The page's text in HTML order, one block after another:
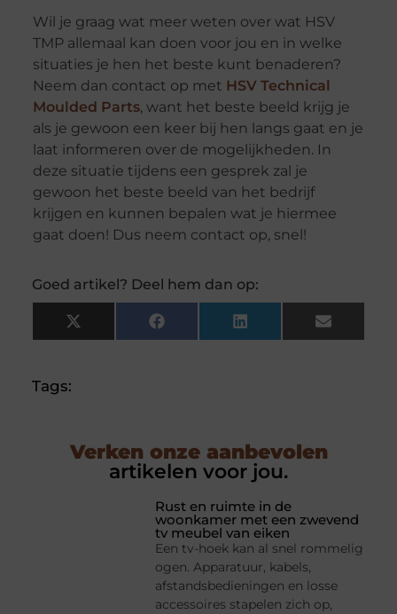
Wil je graag wat meer weten over wat HSV
TMP allemaal kan doen voor jou en in welke
situaties je hen het beste kunt benaderen?
Neem dan contact op met HSV Technical
Moulded Parts, want het beste beeld krijg je
als je gewoon een keer bij hen langs gaat en je
laat informeren over de mogelijkheden. In
deze situatie tijdens een gesprek zal je
gewoon het beste beeld van het bedrijf
krijgen en kunnen bepalen wat je hiermee
gaat doen! Dus neem contact op, snel!
Goed artikel? Deel hem dan op:
X
(Twitter)
Facebook LinkedIn Email
Tags:
Verken onze aanbevolen
artikelen voor jou.
Rust en ruimte in de
woonkamer met een zwevend
tv meubel van eiken
Een tv-hoek kan al snel rommelig
ogen. Apparatuur, kabels,
afstandsbedieningen en losse
accessoires stapelen zich op,